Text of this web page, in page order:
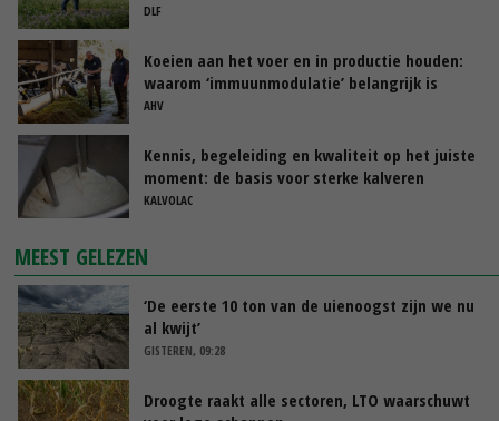
DLF
Koeien aan het voer en in productie houden:
waarom ‘immuunmodulatie’ belangrijk is
tijdens de transitieperiode
AHV
Kennis, begeleiding en kwaliteit op het juiste
moment: de basis voor sterke kalveren
KALVOLAC
MEEST GELEZEN
‘De eerste 10 ton van de uienoogst zijn we nu
al kwijt’
GISTEREN, 09:28
Droogte raakt alle sectoren, LTO waarschuwt